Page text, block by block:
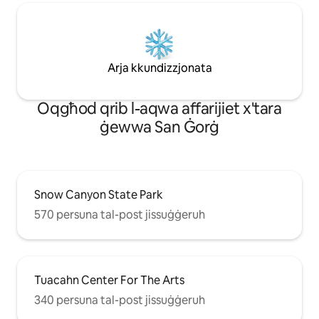
Arja kkundizzjonata
Oqgħod qrib l-aqwa affarijiet x'tara
ġewwa San Ġorġ
Snow Canyon State Park
570 persuna tal-post jissuġġeruh
Tuacahn Center For The Arts
340 persuna tal-post jissuġġeruh